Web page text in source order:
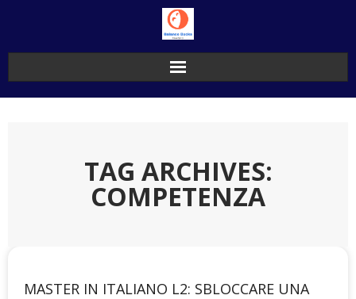
TAG ARCHIVES:
COMPETENZA
MASTER IN ITALIANO L2: SBLOCCARE UNA